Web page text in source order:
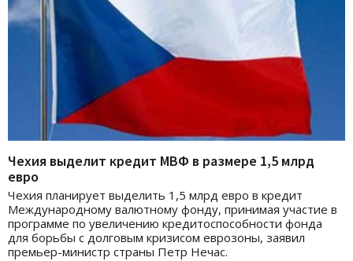
Чехия выделит кредит МВФ в размере 1,5 млрд
евро
Чехия планирует выделить 1,5 млрд евро в кредит
Международному валютному фонду, принимая участие в
программе по увеличению кредитоспособности фонда
для борьбы с долговым кризисом еврозоны, заявил
премьер-министр страны Петр Нечас.